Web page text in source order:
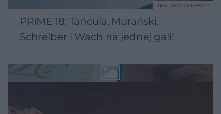
PRIME 18: Tańcula, Murański,
Schreiber i Wach na jednej gali!
TEKST SPONSOROWANY